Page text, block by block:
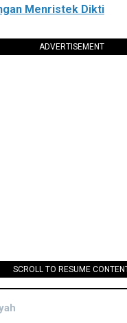
Menristek Dikti
ADVERTISEMENT
SCROLL TO RESUME